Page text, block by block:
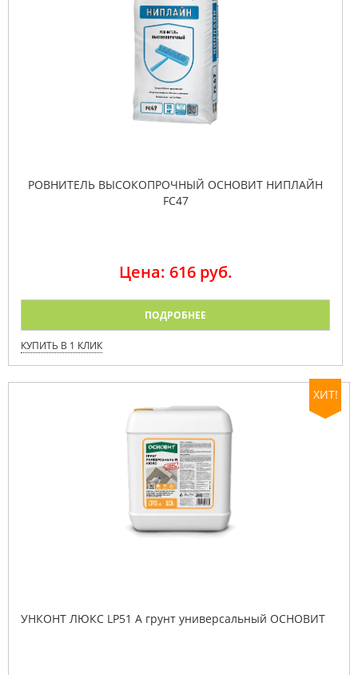
РОВНИТЕЛЬ ВЫСОКОПРОЧНЫЙ ОСНОВИТ НИПЛАЙН
FC47
Цена: 616 руб.
ПОДРОБНЕЕ
КУПИТЬ В 1 КЛИК
ХИТ!
УНКОНТ ЛЮКС LP51 A грунт универсальный ОСНОВИТ